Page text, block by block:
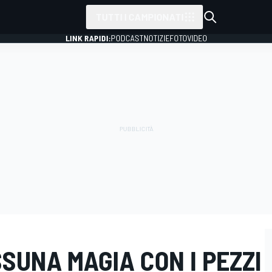
LINK RAPIDI:PODCASTNOTIZIEFOTOVIDEO
MAGIA CON I PEZZI